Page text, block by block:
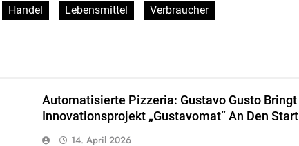
Handel Lebensmittel Verbraucher
Automatisierte Pizzeria: Gustavo Gusto Bringt
Innovationsprojekt „Gustavomat“ An Den Start
14. April 2026